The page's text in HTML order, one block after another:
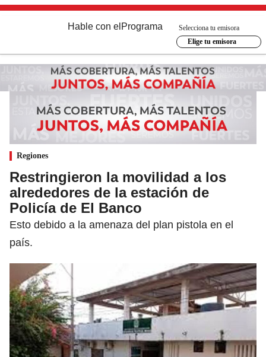
Hable con el Programa
Selecciona tu emisora
Elige tu emisora
Regiones
Restringieron la movilidad a los
alrededores de la estación de
Policía de El Banco
Esto debido a la amenaza del plan pistola en el
país.